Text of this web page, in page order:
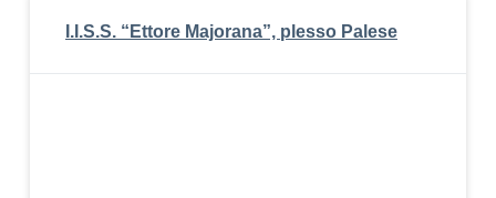
I.I.S.S. “Ettore Majorana”, plesso Palese